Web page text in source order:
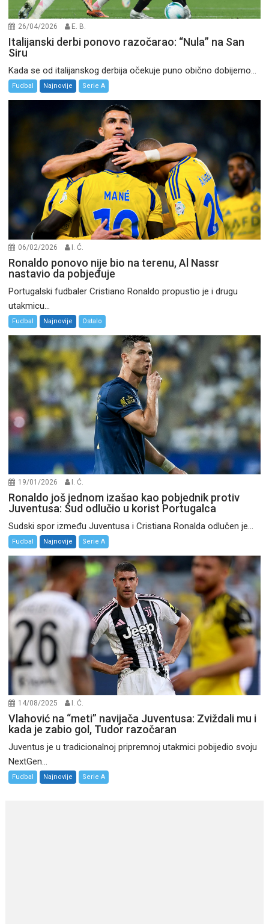
26/04/2026 E. B.
Italijanski derbi ponovo razočarao: “Nula” na San
Siru
Kada se od italijanskog derbija očekuje puno obično dobijemo...
Fudbal Najnovije Serie A
06/02/2026 I. Ć.
Ronaldo ponovo nije bio na terenu, Al Nassr
nastavio da pobjeđuje
Portugalski fudbaler Cristiano Ronaldo propustio je i drugu
utakmicu...
Fudbal Najnovije Ostalo
19/01/2026 I. Ć.
Ronaldo još jednom izašao kao pobjednik protiv
Juventusa: Sud odlučio u korist Portugalca
Sudski spor između Juventusa i Cristiana Ronalda odlučen je...
Fudbal Najnovije Serie A
14/08/2025 I. Ć.
Vlahović na “meti” navijača Juventusa: Zviždali mu i
kada je zabio gol, Tudor razočaran
Juventus je u tradicionalnoj pripremnoj utakmici pobijedio svoju
NextGen...
Fudbal Najnovije Serie A